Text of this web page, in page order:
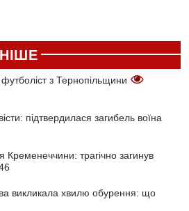
з Тернопільщини
підтвердилася загибель воїна
Кременеччини: трагічно загинув
викликала хвилю обурення: що